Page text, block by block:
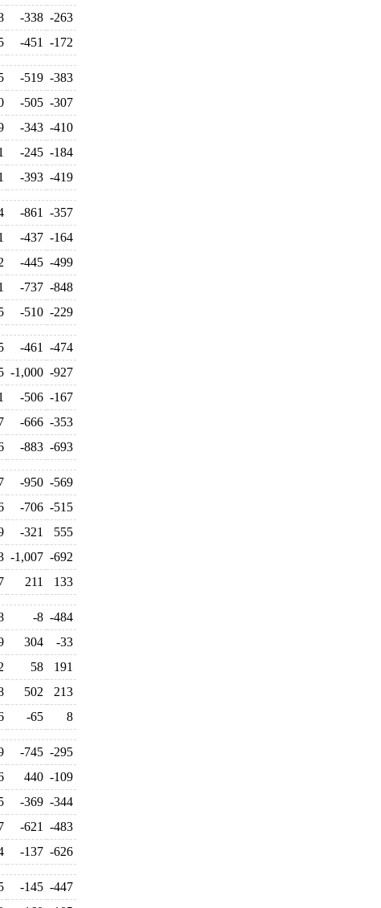
-338 -263
-451 -172
-519 -383
-505 -307
-343 -410
-245 -184
-393 -419
-861
-357
-437 -164
-445 -499
-737 -848
-510 -229
-461
-474
-1,000 -927
-506 -167
-666 -353
-883 -693
-950 -569
-706 -515
-321
555
-1,007 -692
211 133
-8 -484
304
-33
58
191
502
213
-65 8
-745 -295
440 -109
-369 -344
-621
-483
-137 -626
-145 -447